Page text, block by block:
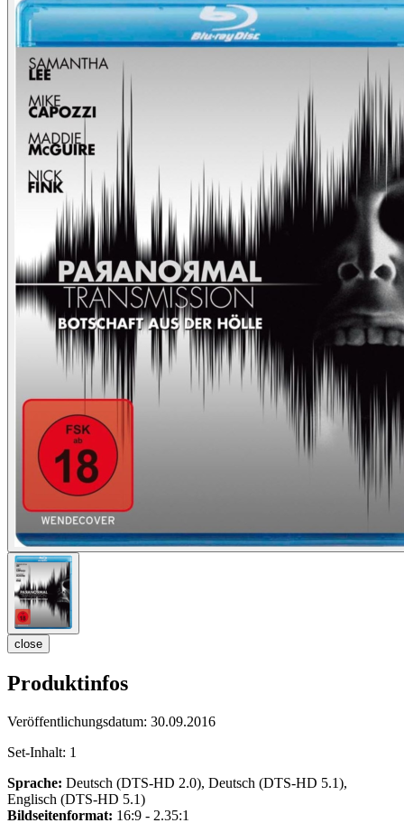
close
Produktinfos
Veröffentlichungsdatum: 30.09.2016
Set-Inhalt: 1
Sprache: Deutsch (DTS-HD 2.0), Deutsch (DTS-HD 5.1),
Englisch (DTS-HD 5.1)
Bildseitenformat: 16:9 - 2.35:1